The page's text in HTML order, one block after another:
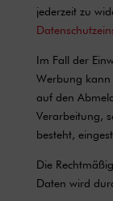
jederzeit zu
Im Fall der
Werbung kann
auf den
Verarbeitung,
besteht,
Die
Daten wird